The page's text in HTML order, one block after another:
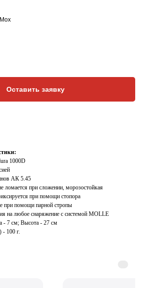
Оставить заявку
1000D
АК 5.45
ломается при сложении, морозостойкая
при помощи стопора
при помощи парной стропы
на любое снаряжение с системой MOLLE
- 7 см; Высота - 27 см
- 100 г.